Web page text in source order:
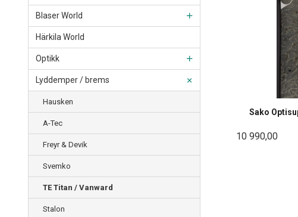
Blaser World
Härkila World
Optikk
Lyddemper / brems
Hausken
A-Tec
Freyr & Devik
Svemko
TE Titan / Vanward
Stalon
Sako
10 990,00